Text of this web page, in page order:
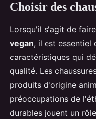
Choisir des
Lorsqu'il s'agit de
vegan, il est essentiel
caractéristiques qui
qualité. Les
produits d'origine
préoccupations de
durables jouent un